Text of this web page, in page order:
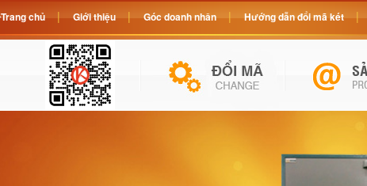
Trang chủ Giới thiệu Góc doanh nhân Hướng dẫn đổi mã két